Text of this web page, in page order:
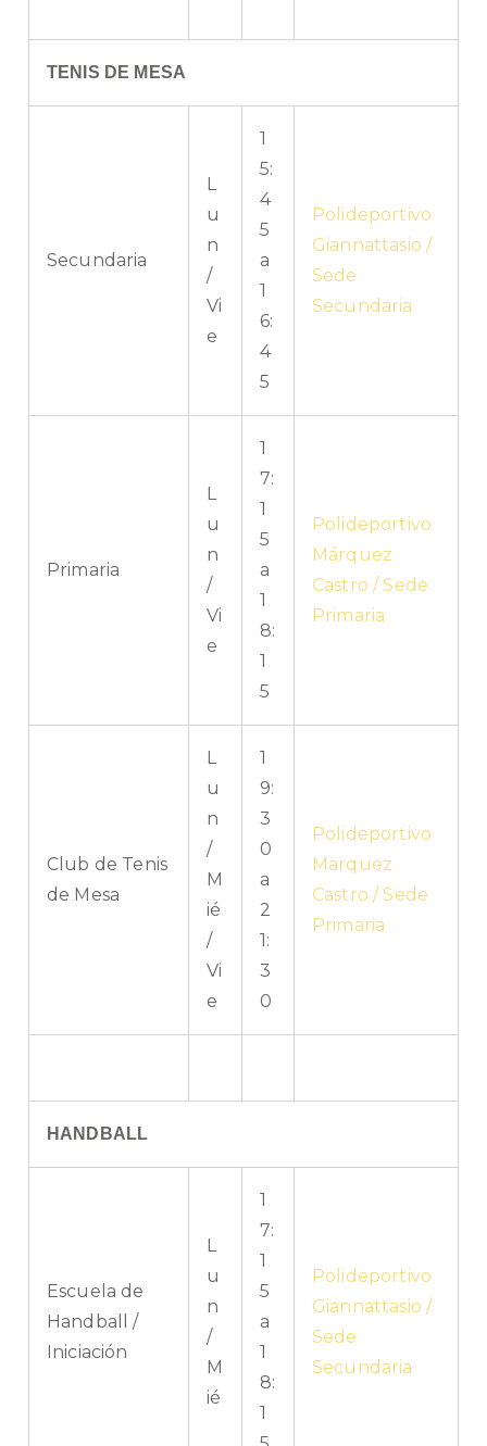
TENIS DE MESA
Secundaria
L
u
n
/
Vi
e
1
5:
4
5
a
1
6:
4
5
Polideportivo
Giannattasio /
Sede
Secundaria
Primaria
L
u
n
/
Vi
e
1
7:
1
5
a
1
8:
1
5
Polideportivo
Márquez
Castro / Sede
Primaria
Club de Tenis
de Mesa
L
u
n
/
M
ié
/
Vi
e
1
9:
3
0
a
2
1:
3
0
Polideportivo
Marquez
Castro / Sede
Primaria
HANDBALL
Escuela de
Handball /
Iniciación
L
u
n
/
M
ié
1
7:
1
5
a
1
8:
1
Polideportivo
Giannattasio /
Sede
Secundaria